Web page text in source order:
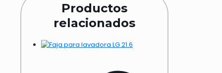
Productos
relacionados